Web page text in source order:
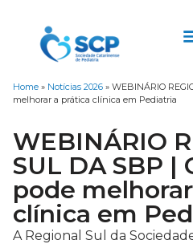
Home » Notícias 2026 » WEBINÁRIO
melhorar a prática clínica em Pediatria
WEBINÁRIO
SUL DA SBP |
pode
clínica em
A Regional Sul da